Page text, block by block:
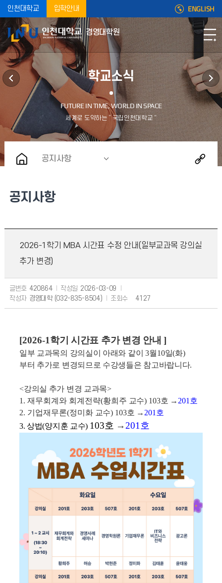
인천대학교 입학안내 ENGLISH
경영대학원
학교소식
공지사항
공지사항
2026-1학기 MBA 시간표 수정 안내(일부교과목 강의실
추가 변경)
글번호 420864 작성일 2026-03-09
작성자 경영대학 (032-835-8504) 조회수 4127
[2026-1학기 시간표 추가 변경 안내]
일부 교과목의 강의실이 아래와 같이 3월10일(화)
부터 추가로 변경되므로 수강생들은 참고바랍니다.
<강의실 추가 변경 교과목>
1. 재무회계와 회계전략(황희주 교수) 103호 → 201 호
2. 기업재무론(정미화교수) 103호 → 201 호
3. 상법(양지훈 교수) 103호 → 201 호